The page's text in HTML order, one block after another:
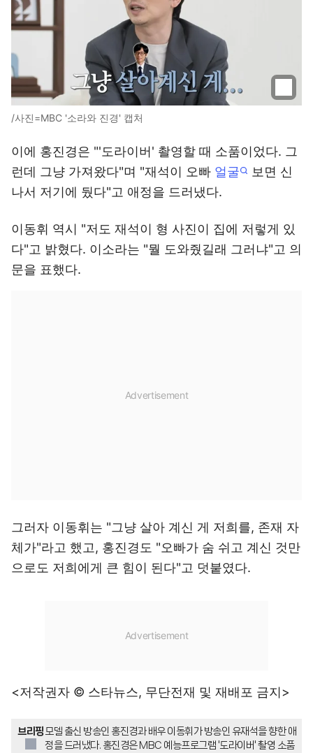
/사진=MBC '소라와 진경' 캡처
이에 홍진경은 "'도라이버' 촬영할 때 소품이었다. 그
런데 그냥 가져왔다"며 "재석이 오빠 얼굴
보면 신
나서 저기에 뒀다"고 애정을 드러냈다.
이동휘 역시 "저도 재석이 형 사진이 집에 저렇게 있
다"고 밝혔다. 이소라는 "뭘 도와줬길래 그러냐"고 의
문을 표했다.
그러자 이동휘는 "그냥 살아 계신 게 저희를, 존재 자
체가"라고 했고, 홍진경도 "오빠가 숨 쉬고 계신 것만
으로도 저희에게 큰 힘이 된다"고 덧붙였다.
<저작권자 © 스타뉴스, 무단전재 및 재배포 금지>
브리핑모델 출신 방송인 홍진경과 배우 이동휘가 방송인 유재석을 향한 애
정을 드러냈다. 홍진경은 MBC 예능프로그램 '도라이버' 촬영 소품